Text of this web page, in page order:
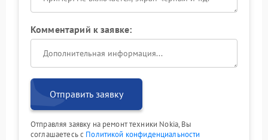
Комментарий к заявке:
Отправить заявку
Отправляя заявку на ремонт техники Nokia, Вы
соглашаетесь с Политикой конфиденциальности